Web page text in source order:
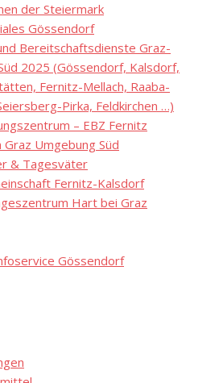
der Steiermark
Gössendorf
Bereitschaftsdienste Graz-
2025 (Gössendorf, Kalsdorf,
Fernitz-Mellach, Raaba-
Pirka, Feldkirchen …)
– EBZ Fernitz
Umgebung Süd
& Tagesväter
Fernitz-Kalsdorf
Hart bei Graz
Gössendorf